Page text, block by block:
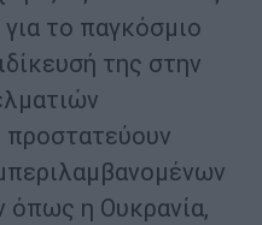
το παγκόσμιο
της στην
όπως η Ουκρανία,